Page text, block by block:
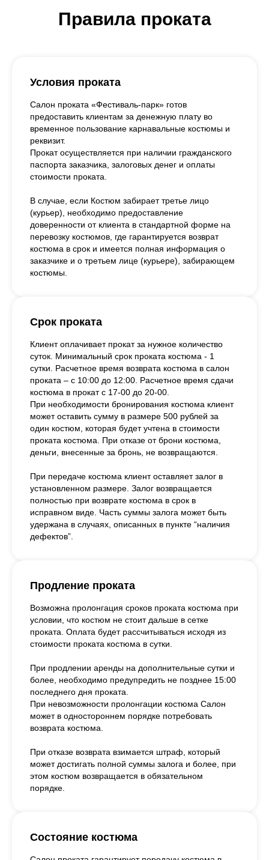
Правила проката
Условия проката
Салон проката «Фестиваль-парк» готов
предоставить клиентам за денежную плату во
временное пользование карнавальные костюмы и
реквизит.
Прокат осуществляется при наличии гражданского
паспорта заказчика, залоговых денег и оплаты
стоимости проката.
В случае, если Костюм забирает третье лицо
(курьер), необходимо предоставление
доверенности от клиента в стандартной форме на
перевозку костюмов, где гарантируется возврат
костюма в срок и имеется полная информация о
заказчике и о третьем лице (курьере), забирающем
костюмы.
Срок проката
Клиент оплачивает прокат за нужное количество
суток. Минимальный срок проката костюма - 1
сутки. Расчетное время возврата костюма в салон
проката – с 10:00 до 12:00. Расчетное время сдачи
костюма в прокат с 17-00 до 20-00.
При необходимости бронирования костюма клиент
может оставить сумму в размере 500 рублей за
один костюм, которая будет учтена в стоимости
проката костюма. При отказе от брони костюма,
деньги, внесенные за бронь, не возвращаются.
При передаче костюма клиент оставляет залог в
установленном размере. Залог возвращается
полностью при возврате костюма в срок в
исправном виде. Часть суммы залога может быть
удержана в случаях, описанных в пункте “наличия
дефектов”.
Продление проката
Возможна пролонгация сроков проката костюма при
условии, что костюм не стоит дальше в сетке
проката. Оплата будет рассчитываться исходя из
стоимости проката костюма в сутки.
При продлении аренды на дополнительные сутки и
более, необходимо предупредить не позднее 15:00
последнего дня проката.
При невозможности пролонгации костюма Салон
может в одностороннем порядке потребовать
возврата костюма.
При отказе возврата взимается штраф, который
может достигать полной суммы залога и более, при
этом костюм возвращается в обязательном
порядке.
Состояние костюма